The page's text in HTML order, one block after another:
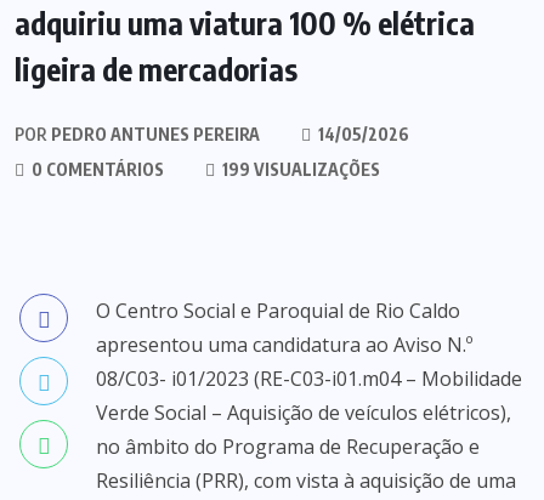
adquiriu uma viatura 100 % elétrica
ligeira de mercadorias
POR PEDRO ANTUNES PEREIRA
14/05/2026
0 COMENTÁRIOS
199 VISUALIZAÇÕES
O Centro Social e Paroquial de Rio Caldo
apresentou uma candidatura ao Aviso N.º
08/C03- i01/2023 (RE-C03-i01.m04 – Mobilidade
Verde Social – Aquisição de veículos elétricos),
no âmbito do Programa de Recuperação e
Resiliência (PRR), com vista à aquisição de uma